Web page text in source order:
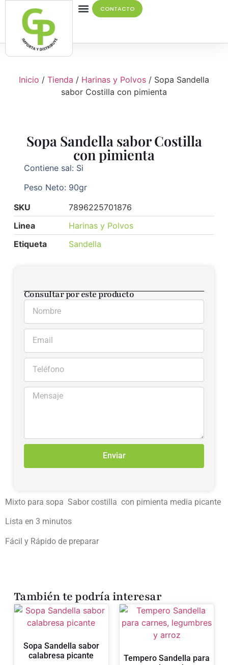
CONTACTO
Inicio / Tienda / Harinas y Polvos / Sopa Sandella
sabor Costilla con pimienta
Sopa Sandella sabor Costilla
con pimienta
Contiene sal: Si
Peso Neto: 90gr
SKU
7896225701876
Linea
Harinas y Polvos
Etiqueta
Sandella
Consultar por este producto
Enviar
Mixto para sopa Sabor costilla con pimienta media picante
Lista en 3 minutos
Fácil y Rápido de preparar
También te podría interesar
Sopa Sandella sabor
calabresa picante
Tempero Sandella para